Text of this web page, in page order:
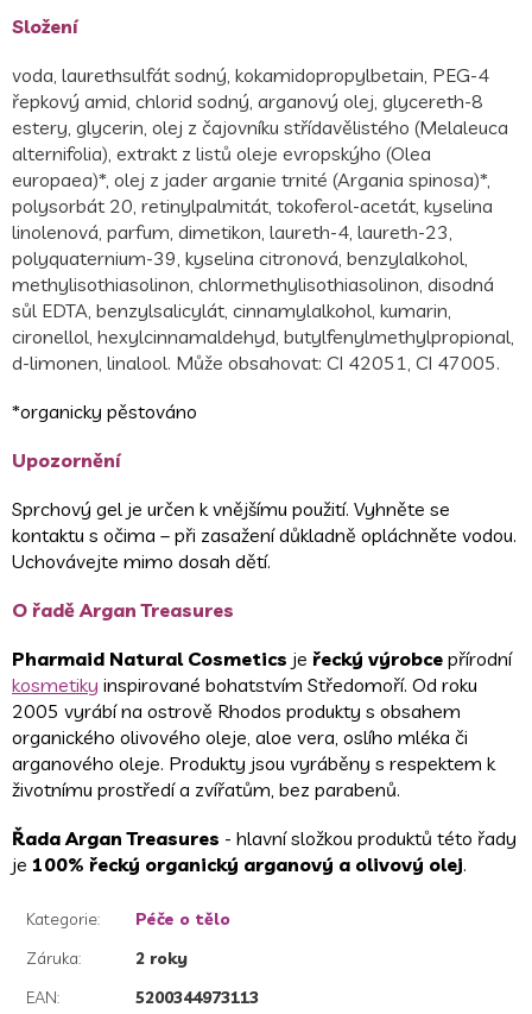
Složení
voda, laurethsulfát sodný, kokamidopropylbetain, PEG-4
řepkový amid, chlorid sodný, arganový olej, glycereth-8
estery, glycerin, olej z čajovníku střídavělistého (Melaleuca
alternifolia), extrakt z listů oleje evropskýho (Olea
europaea)*, olej z jader arganie trnité (Argania spinosa)*,
polysorbát 20, retinylpalmitát, tokoferol-acetát, kyselina
linolenová, parfum, dimetikon, laureth-4, laureth-23,
polyquaternium-39, kyselina citronová, benzylalkohol,
methylisothiasolinon, chlormethylisothiasolinon, disodná
sůl EDTA, benzylsalicylát, cinnamylalkohol, kumarin,
cironellol, hexylcinnamaldehyd, butylfenylmethylpropional,
d-limonen, linalool. Může obsahovat: CI 42051, CI 47005.
*organicky pěstováno
Upozornění
Sprchový gel je určen k vnějšímu použití. Vyhněte se
kontaktu s očima – při zasažení důkladně opláchněte vodou.
Uchovávejte mimo dosah dětí.
O řadě Argan Treasures
Pharmaid Natural Cosmetics je řecký výrobce přírodní
kosmetiky inspirované bohatstvím Středomoří. Od roku
2005 vyrábí na ostrově Rhodos produkty s obsahem
organického olivového oleje, aloe vera, oslího mléka či
arganového oleje. Produkty jsou vyráběny s respektem k
životnímu prostředí a zvířatům, bez parabenů.
Řada Argan Treasures - hlavní složkou produktů této řady
je 100% řecký organický arganový a olivový olej.
Kategorie:
Péče o tělo
Záruka:
2 roky
EAN:
5200344973113